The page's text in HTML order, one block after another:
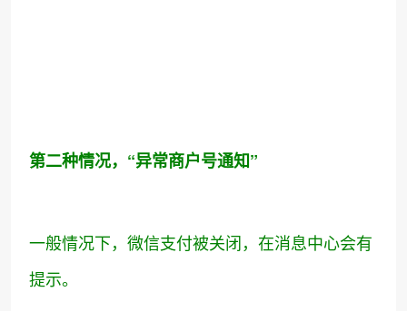
第二种情况，“异常商户号通知”
一般情况下，微信支付被关闭，在消息中心会有
提示。